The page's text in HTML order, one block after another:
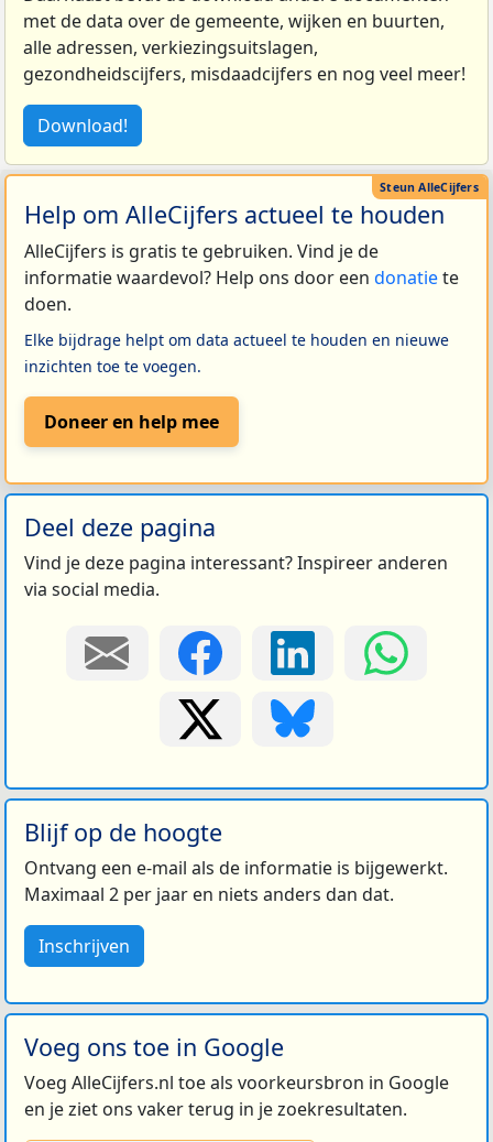
met de data over de gemeente, wijken en buurten,
alle adressen, verkiezingsuitslagen,
gezondheidscijfers, misdaadcijfers en nog veel meer!
Download!
Help om AlleCijfers actueel te houden
AlleCijfers is gratis te gebruiken. Vind je de
informatie waardevol? Help ons door een donatiete
doen.
Elke bijdrage helpt om data actueel te houden en nieuwe
inzichten toe te voegen.
Doneer en help mee
Deel deze pagina
Vind je deze pagina interessant? Inspireer anderen
via social media.
Blijf op de hoogte
Ontvang een e-mail als de informatie is bijgewerkt.
Maximaal 2 per jaar en niets anders dan dat.
Inschrijven
Voeg ons toe in Google
Voeg AlleCijfers.nl toe als voorkeursbron in Google
en je ziet ons vaker terug in je zoekresultaten.